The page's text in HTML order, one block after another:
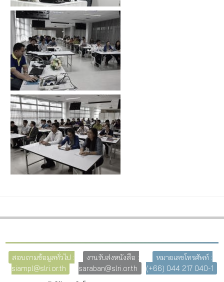
สอบถามข้อมูลทั่วไป :
siampl@slri.or.th
งานรับส่งหนังสือ :
saraban@slri.or.th
หมายเลขโทรศัพท์ :
(+66) 044 217 040-1